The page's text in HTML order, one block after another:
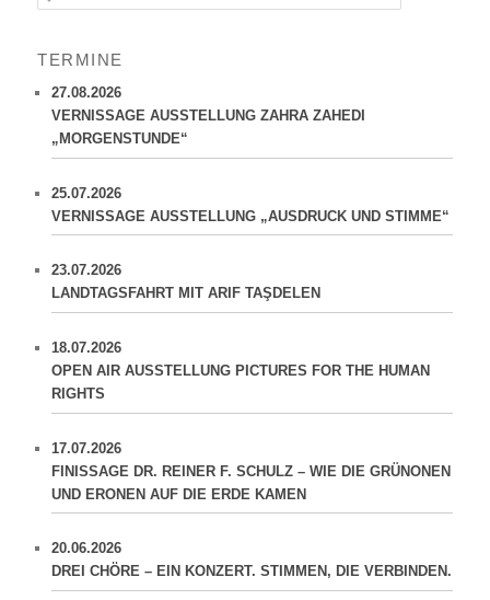
e
n
TERMINE
27.08.2026
VERNISSAGE AUSSTELLUNG ZAHRA ZAHEDI
„MORGENSTUNDE“
25.07.2026
VERNISSAGE AUSSTELLUNG „AUSDRUCK UND STIMME“
23.07.2026
LANDTAGSFAHRT MIT ARIF TAŞDELEN
18.07.2026
OPEN AIR AUSSTELLUNG PICTURES FOR THE HUMAN
RIGHTS
17.07.2026
FINISSAGE DR. REINER F. SCHULZ – WIE DIE GRÜNONEN
UND ERONEN AUF DIE ERDE KAMEN
20.06.2026
DREI CHÖRE – EIN KONZERT. STIMMEN, DIE VERBINDEN.